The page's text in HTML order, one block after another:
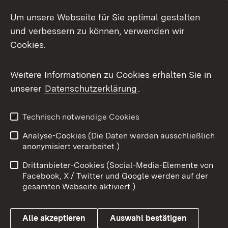
Facebook
X / Twitter
Youtube
Impressum
Kontakt
Barrierefreiheit
Datenschutz
Cookies
Um unsere Webseite für Sie optimal gestalten
und verbessern zu können, verwenden wir
Cookies.
Weitere Informationen zu Cookies erhalten Sie in
unserer Datenschutzerklärung.
Technisch notwendige Cookies
Analyse-Cookies (Die Daten werden ausschließlich
anonymisiert verarbeitet.)
Drittanbieter-Cookies (Social-Media-Elemente von
Facebook, X / Twitter und Google werden auf der
gesamten Webseite aktiviert.)
Alle akzeptieren Auswahl bestätigen